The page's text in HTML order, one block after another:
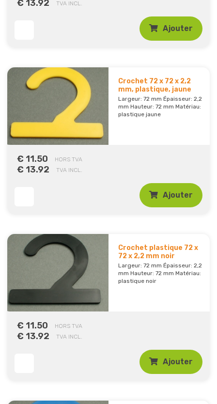
€ 13.92 TVA INCL.
Ajouter
Crochet 72 x 72 x 2,2
mm, plastique, jaune
Largeur: 72 mm Épaisseur: 2,2
mm Hauteur: 72 mm Matériau:
plastique jaune
€ 11.50 HORS TVA
€ 13.92 TVA INCL.
Ajouter
Crochet plastique 72 x
72 x 2,2 mm noir
Largeur: 72 mm Épaisseur: 2,2
mm Hauteur: 72 mm Matériau:
plastique noir
€ 11.50 HORS TVA
€ 13.92 TVA INCL.
Ajouter